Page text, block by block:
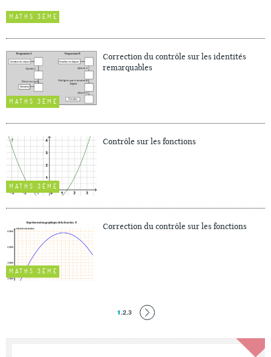
MATHS 3ÈME
MATHS 3ÈME
Correction du contrôle sur les identités
remarquables
MATHS 3ÈME
Contrôle sur les fonctions
MATHS 3ÈME
Correction du contrôle sur les fonctions
1.2.3